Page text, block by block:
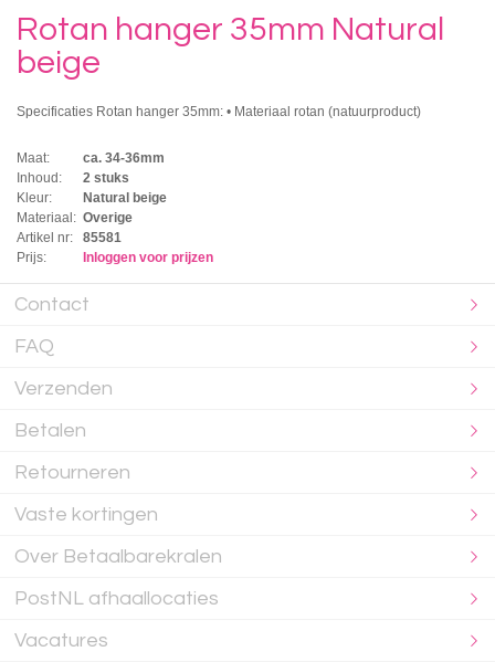
Rotan hanger 35mm Natural
beige
Specificaties Rotan hanger 35mm: • Materiaal rotan (natuurproduct)
Maat:
ca. 34-36mm
Inhoud:
2 stuks
Kleur:
Natural beige
Materiaal: Overige
Artikel nr:
85581
Prijs:
Inloggen voor prijzen
Contact
FAQ
Verzenden
Betalen
Retourneren
Vaste kortingen
Over Betaalbarekralen
PostNL afhaallocaties
Vacatures